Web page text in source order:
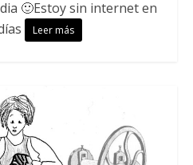
🙂Estoy sin internet en
Leer más